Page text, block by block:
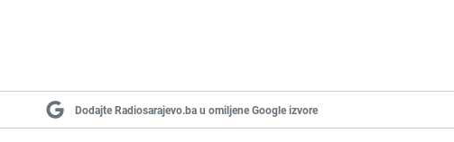
Dodajte Radiosarajevo.ba u omiljene Google izvore